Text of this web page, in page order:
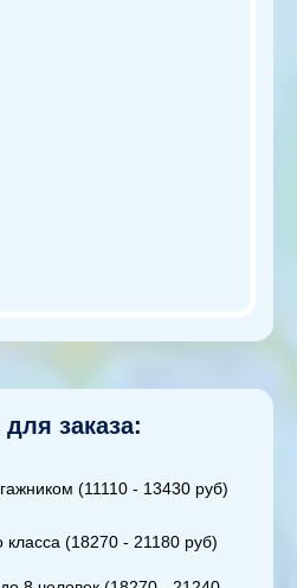
заказа:
(11110 - 13430 руб)
класса (18270 - 21180 руб)